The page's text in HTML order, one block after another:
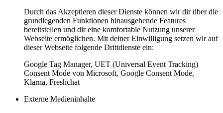
Durch das Akzeptieren dieser Dienste können wir dir über die
grundlegenden Funktionen hinausgehende Features
bereitstellen und dir eine komfortable Nutzung unserer
Webseite ermöglichen. Mit deiner Einwilligung setzen wir auf
dieser Webseite folgende Drittdienste ein:
Google Tag Manager, UET (Universal Event Tracking)
Consent Mode von Microsoft, Google Consent Mode,
Klarna, Freshchat
Externe Medieninhalte